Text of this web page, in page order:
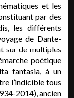
et les
par des
les différents
de Dante-
sur de multiples
poétique
fantasia, à un
l’indicible tous
2014), ancien